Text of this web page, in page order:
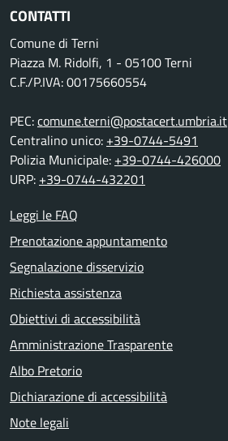
CONTATTI
Comune di Terni
Piazza M. Ridolfi, 1 - 05100 Terni
C.F./P.IVA: 00175660554
PEC:comune.terni@postacert.umbria.it
Centralino unico: +39-0744-5491
Polizia Municipale: +39-0744-426000
URP: +39-0744-432201
Leggi le FAQ
Prenotazione appuntamento
Segnalazione disservizio
Richiesta assistenza
Obiettivi di accessibilità
Amministrazione Trasparente
Albo Pretorio
Dichiarazione di accessibilità
Note legali